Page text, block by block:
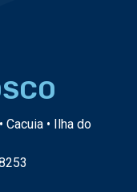
Cacuia • Ilha do